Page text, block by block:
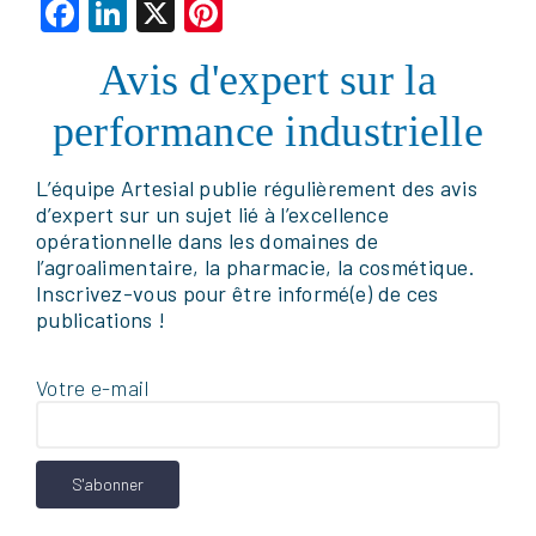
Facebook
LinkedIn
X
Avis d'expert sur la
performance industrielle
L’équipe Artesial publie régulièrement des avis
d’expert sur un sujet lié à l’excellence
opérationnelle dans les domaines de
l’agroalimentaire, la pharmacie, la cosmétique.
Inscrivez-vous pour être informé(e) de ces
publications !
Votre e-mail
La stratégie filière viticole n’est plus
uniquement une réflexion commerciale ou